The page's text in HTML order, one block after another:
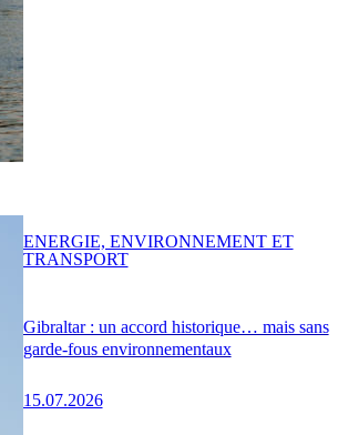
Gibraltar : un accord historique… mais sans
garde-fous environnementaux
15.07.2026
ENERGIE, ENVIRONNEMENT ET
TRANSPORT